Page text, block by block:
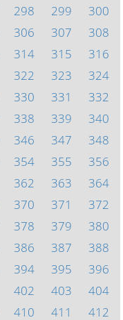
298 299
300
306 307
308
314 315
316
322 323
324
330 331
332
338 339
340
346 347
348
354 355
356
362 363
364
370 371
372
378 379
380
386 387
388
394 395
396
402 403
404
410 411 412